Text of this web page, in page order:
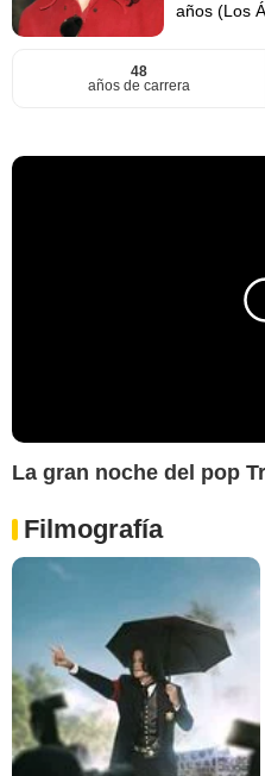
años (Los
48
años de carrera
La gran noche del pop
Filmografía